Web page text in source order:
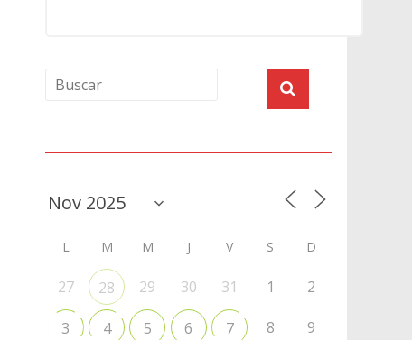
L M M J V S D
27 28 29 30 31 1 2
3 4 5 6 7 8 9